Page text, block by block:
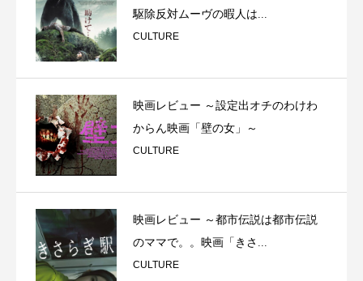
駆除反対ムーヴの暇人は...
CULTURE
映画レビュー ～設定出オチのわけわ
からん映画「壁の女」～
CULTURE
映画レビュー ～都市伝説は都市伝説
のママで。。映画「きさ...
CULTURE